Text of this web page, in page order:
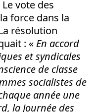
vote des
force dans la
résolution
: « En accord
et syndicales
de classe
socialistes de
année une
la Journée des